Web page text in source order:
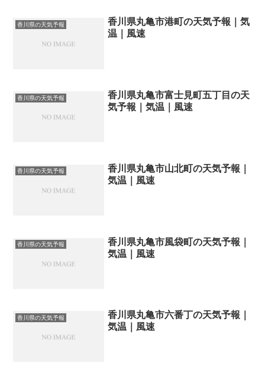
香川県の天気予報
香川県丸亀市港町の天気予報｜気
温｜風速
香川県の天気予報
香川県丸亀市富士見町五丁目の天
気予報｜気温｜風速
香川県の天気予報
香川県丸亀市山北町の天気予報｜
気温｜風速
香川県の天気予報
香川県丸亀市風袋町の天気予報｜
気温｜風速
香川県の天気予報
香川県丸亀市六番丁の天気予報｜
気温｜風速